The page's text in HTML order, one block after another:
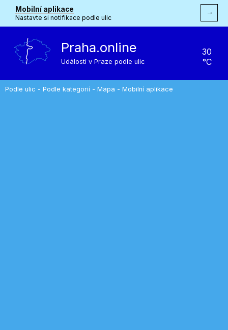
Mobilní aplikace
Nastavte si notifikace podle ulic
→
Praha.online
Události v Praze podle ulic
30
°C
Podle ulic - Podle kategorií - Mapa - Mobilní aplikace